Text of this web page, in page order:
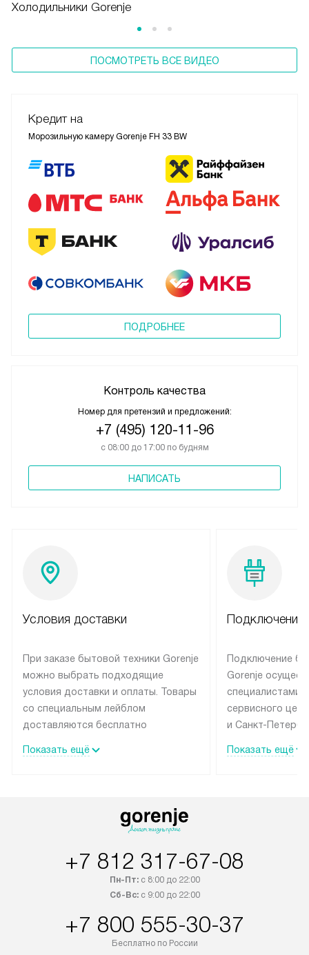
Холодильники Gorenje
ПОСМОТРЕТЬ ВСЕ ВИДЕО
Кредит на
Морозильную камеру Gorenje FH 33 BW
ПОДРОБНЕЕ
Контроль качества
Номер для претензий и предложений:
+7 (495) 120-11-96
с 08:00 до 17:00 по будням
НАПИСАТЬ
Условия доставки
При заказе бытовой техники Gorenje
можно выбрать подходящие
условия доставки и оплаты. Товары
со специальным лейблом
доставляются бесплатно
до подъезда, выезд за МКАД
в течение трех дней. Доставка
регионы осуществляется через
100% предоплаты наша компания
до представительства
транспортной компании в городе
Показать ещё
Подключение
Подключение
Gorenje
специалистами
сервисного
и Санкт-
подключается
подключения к
определяется
Показать ещё
+7 812 317-67-08
Пн-Пт:с 8:00 до 22:00
Сб-Вс:с 9:00 до 22:00
+7 800 555-30-37
Бесплатно по России